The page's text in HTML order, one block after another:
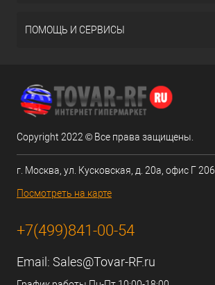
ПОМОЩЬ И СЕРВИСЫ
Copyright 2022 © Все права защищены.
г. Москва, ул. Кусковская, д. 20а, офис Г 206
Посмотреть на карте
+7(499)841-00-54
Email: Sales@Tovar-RF.ru